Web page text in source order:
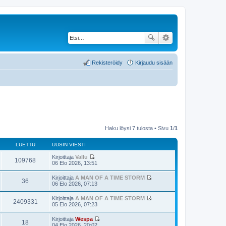
Kirjaudu sisään
Rekisteröidy
Haku löysi 7 tulosta • Sivu 1/1
LUETTU UUSIN VIESTI
109768 Kirjoittaja Vallu
N
t
ä
u
u
s
n
v
06 Elo 2026, 13:51
36 Kirjoittaja A MAN OF A TIME STORM
u
06 Elo 2026, 07:13
2409331 Kirjoittaja A MAN OF A TIME STORM
05 Elo 2026, 07:23
18 Kirjoittaja Wespa
04 Elo 2026, 20:02